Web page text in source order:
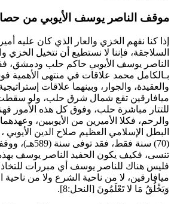
موقف الناصر يوسف الأيوبي من
إذا كنا نفهم الخزي والعار الذي كان عليه
السلاجقة، فإننا لا نستطيع أن نتخيل الخزي
الناصر يوسف الأيوبي حاكم حلب ودمشق،
بـالكامل محمد علاقات في منتهى الأهمية
والعقيدة، والجوار، وبينهما علاقات
ميافارقين تقع شمال شرق حلب، ولو سقطت
للتتار مباشرة حلب، وفوق كل هذه الأمور
والرحم، فكلا الأميرين من الأيوبيين،
البطل الإسلامي العظيم صلاح الدين الأيوبي
(70) سنة فقط، فقد
تنسى، فكيف يكون الحفيد الناصر يوسف
فليس هناك للناصر يوسف أي مبررات
ميافارقين، لا من ناحية الشرع ولا من ناحية
وَيَخْلُقُ مَا لا تَعْلَمُونَ [النحل:8].